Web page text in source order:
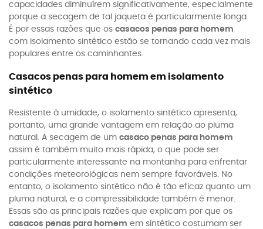
capacidades diminuírem significativamente, especialmente
porque a secagem de tal jaqueta é particularmente longa.
É por essas razões que os casacos penas para homem
com isolamento sintético estão se tornando cada vez mais
populares entre os caminhantes.
Casacos penas para homem em isolamento
sintético
Resistente à umidade, o isolamento sintético apresenta,
portanto, uma grande vantagem em relação ao pluma
natural. A secagem de um casaco penas para homem
assim é também muito mais rápida, o que pode ser
particularmente interessante na montanha para enfrentar
condições meteorológicas nem sempre favoráveis. No
entanto, o isolamento sintético não é tão eficaz quanto um
pluma natural, e a compressibilidade também é menor.
Essas são as principais razões que explicam por que os
casacos penas para homem em sintético costumam ser